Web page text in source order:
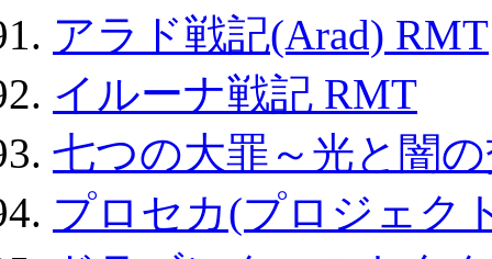
アラド戦記(Arad) RMT
イルーナ戦記 RMT
七つの大罪～光と闇
プロセカ(プロジェク